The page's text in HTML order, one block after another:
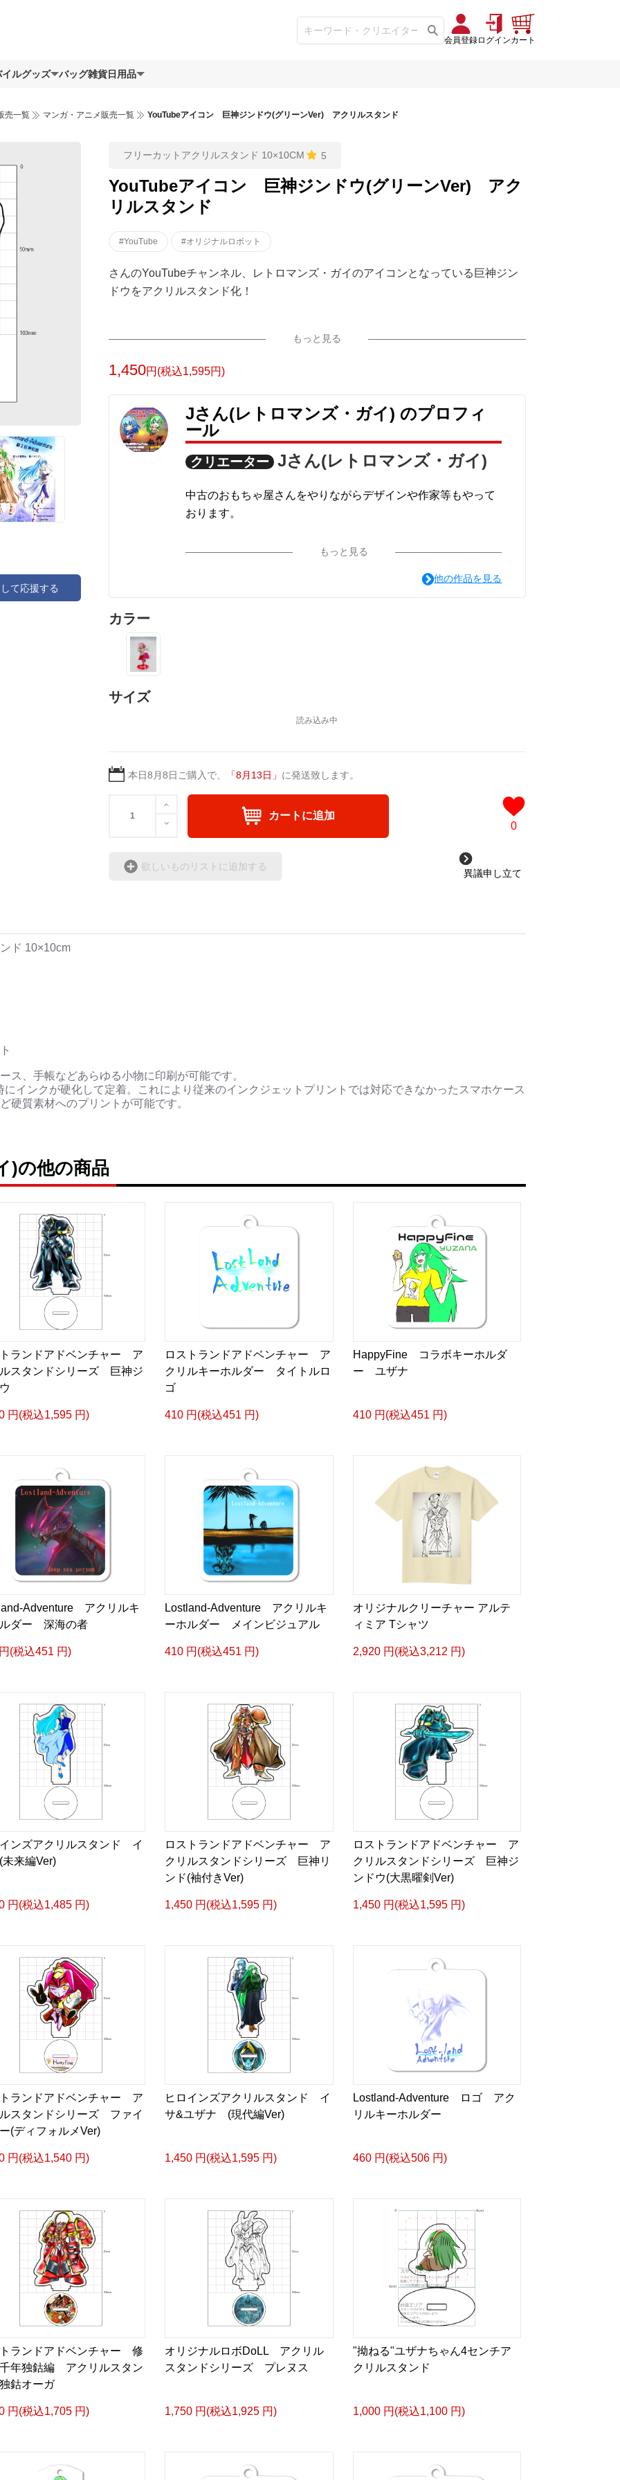
会員登録ログインカート
ルグッズ バッグ雑貨日用品
売一覧 マンガ・アニメ販売一覧 YouTubeアイコン 巨神ジンドウ(グリーンVer) アクリルスタンド
て応援する
フリーカットアクリルスタンド 10×10CM 5
YouTubeアイコン 巨神ジンドウ(グリーンVer) アク
リルスタンド
#YouTube #オリジナルロボット
さんのYouTubeチャンネル、レトロマンズ・ガイのアイコンとなっている巨神ジン
ドウをアクリルスタンド化！
ー、JさんのYouTube等の活動のアイコンとしてはレッドカラーが目印！
こちらはグリーンのカラーバリエーション！
本チャンネルのメインアイテムでありオススメアイテムです！
もっと見る
1,450円(税込1,595円)
Jさん(レトロマンズ・ガイ) のプロフィ
ール
クリエーター Jさん(レトロマンズ・ガイ)
中古のおもちゃ屋さんをやりながらデザインや作家等もやって
おります。
デザインしたキャラクター達のグッズをこちらで販売致しま
もっと見る
他の作品を見る
カラー
サイズ
本日8月8日 ご購入で、 「8月13日 」 に発送致します。
カートに追加
0
欲しいものリストに追加する
異議申し立て
ド 10×10cm
ス、手帳などあらゆる小物に印刷が可能です。
インクが硬化して定着。これにより従来のインクジェットプリントでは対応できなかったスマホケース
硬質素材へのプリントが可能です。
)の他の商品
ランドアドベンチャー ア
スタンドシリーズ 巨神ジ
円(税込1,595 円)
ロストランドアドベンチャー ア
クリルキーホルダー タイトルロ
ゴ
410 円(税込451 円)
HappyFine コラボキーホルダ
ー ユザナ
410 円(税込451 円)
Adventure アクリルキ
ダー 深海の者
(税込451 円)
Lostland-Adventure アクリルキ
ーホルダー メインビジュアル
410 円(税込451 円)
オリジナルクリーチャー アルテ
ィミア Tシャツ
2,920 円(税込3,212 円)
ンズアクリルスタンド イ
来編Ver)
円(税込1,485 円)
ロストランドアドベンチャー ア
クリルスタンドシリーズ 巨神リ
ンド(袖付きVer)
1,450 円(税込1,595 円)
ロストランドアドベンチャー ア
クリルスタンドシリーズ 巨神ジ
ンドウ(大黒曜剣Ver)
1,450 円(税込1,595 円)
ランドアドベンチャー ア
スタンドシリーズ ファイ
(ディフォルメVer)
円(税込1,540 円)
ヒロインズアクリルスタンド イ
サ&ユザナ (現代編Ver)
1,450 円(税込1,595 円)
Lostland-Adventure ロゴ アク
リルキーホルダー
460 円(税込506 円)
ランドアドベンチャー 修
年独鈷編 アクリルスタン
鈷オーガ
円(税込1,705 円)
オリジナルロボDoLL アクリル
スタンドシリーズ プレヌス
1,750 円(税込1,925 円)
"拗ねる"ユザナちゃん4センチア
クリルスタンド
1,000 円(税込1,100 円)